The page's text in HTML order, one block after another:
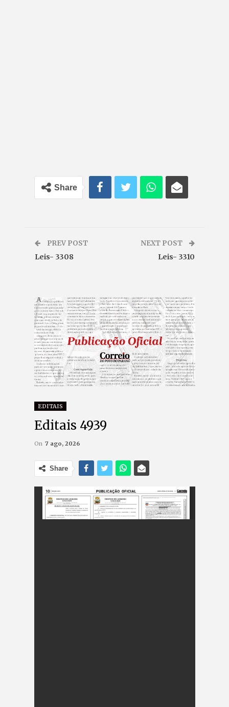
Share
PREV POST
Leis- 3308
NEXT POST
Leis- 3310
EDITAIS
Editais 4939
On 7 ago, 2026
Share